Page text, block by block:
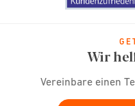
Wir
Vereinbare einen